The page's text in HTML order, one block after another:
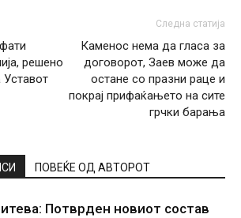
решено
Следна статија
Каменос нема да гласа за
договорот, Заев може да
остане со празни раце и
покрај прифаќањето на сите
грчки барања
ПОВЕЌЕ ОД АВТОРОТ
Потврден новиот состав